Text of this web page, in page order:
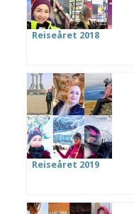
Reiseåret 2018
Reiseåret 2019